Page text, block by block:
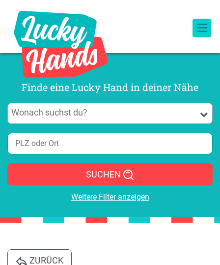
Finde eine Lucky Hand in deiner Nähe
SUCHEN
Weitere Filter anzeigen
ZURÜCK